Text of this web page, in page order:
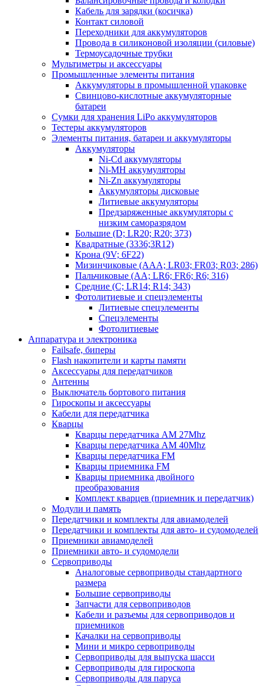
Кабель для зарядки (косичка)
Контакт силовой
Переходники для аккумуляторов
Провода в силиконовой изоляции (силовые)
Термоусадочные трубки
Мультиметры и аксессуары
Промышленные элементы питания
Аккумуляторы в промышленной упаковке
Свинцово-кислотные аккумуляторные
батареи
Сумки для хранения LiPo аккумуляторов
Тестеры аккумуляторов
Элементы питания, батареи и аккумуляторы
Аккумуляторы
Ni-Cd аккумуляторы
Ni-MH аккумуляторы
Ni-Zn аккумуляторы
Аккумуляторы дисковые
Литиевые аккумуляторы
Предзаряженные аккумуляторы с
низким саморазрядом
Большие (D; LR20; R20; 373)
Квадратные (3336;3R12)
Крона (9V; 6F22)
Мизинчиковые (AAA; LR03; FR03; R03; 286)
Пальчиковые (AA; LR6; FR6; R6; 316)
Средние (C; LR14; R14; 343)
Фотолитиевые и спецэлементы
Литиевые спецэлементы
Спецэлементы
Фотолитиевые
Аппаратура и электроника
Failsafe, биперы
Flash накопители и карты памяти
Аксессуары для передатчиков
Антенны
Выключатель бортового питания
Гироскопы и аксессуары
Кабели для передатчика
Кварцы
Кварцы передатчика AM 27Mhz
Кварцы передатчика AM 40Mhz
Кварцы передатчика FM
Кварцы приемника FM
Кварцы приемника двойного
преобразования
Комплект кварцев (приемник и передатчик)
Модули и память
Передатчики и комплекты для авиамоделей
Передатчики и комплекты для авто- и судомоделей
Приемники авиамоделей
Приемники авто- и судомодели
Сервоприводы
Аналоговые сервоприводы стандартного
размера
Большие сервоприводы
Запчасти для сервоприводов
Кабели и разъемы для сервоприводов и
приемников
Качалки на сервоприводы
Мини и микро сервоприводы
Сервоприводы для выпуска шасси
Сервоприводы для гироскопа
Сервоприводы для паруса